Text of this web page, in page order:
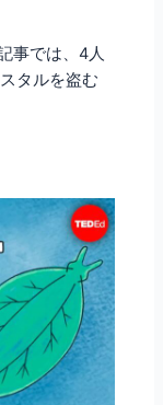
事では、4人
タルを盗む